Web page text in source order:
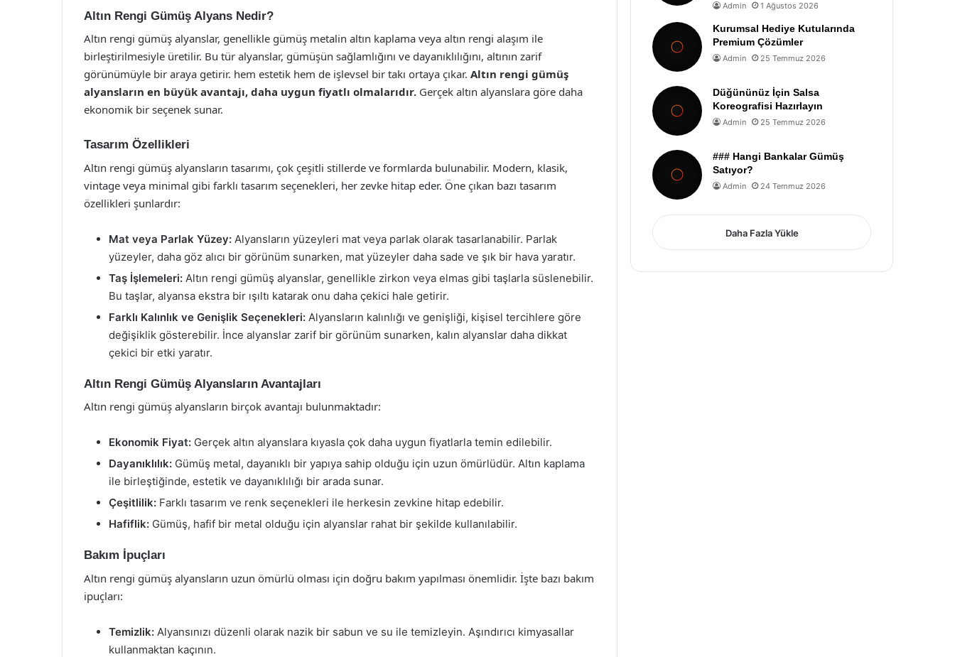
Altın Rengi Gümüş Alyans Nedir?
Altın rengi gümüş alyanslar, genellikle gümüş metalin altın kaplama veya altın rengi alaşım ile
birleştirilmesiyle üretilir. Bu tür alyanslar, gümüşün sağlamlığını ve dayanıklılığını, altının zarif
görünümüyle bir araya getirir. hem estetik hem de işlevsel bir takı ortaya çıkar. Altın rengi gümüş
alyansların en büyük avantajı, daha uygun fiyatlı olmalarıdır. Gerçek altın alyanslara göre daha
ekonomik bir seçenek sunar.
Tasarım Özellikleri
Altın rengi gümüş alyansların tasarımı, çok çeşitli stillerde ve formlarda bulunabilir. Modern, klasik,
vintage veya minimal gibi farklı tasarım seçenekleri, her zevke hitap eder. Öne çıkan bazı tasarım
özellikleri şunlardır:
Mat veya Parlak Yüzey: Alyansların yüzeyleri mat veya parlak olarak tasarlanabilir. Parlak
yüzeyler, daha göz alıcı bir görünüm sunarken, mat yüzeyler daha sade ve şık bir hava yaratır.
Taş İşlemeleri: Altın rengi gümüş alyanslar, genellikle zirkon veya elmas gibi taşlarla süslenebilir.
Bu taşlar, alyansa ekstra bir ışıltı katarak onu daha çekici hale getirir.
Farklı Kalınlık ve Genişlik Seçenekleri: Alyansların kalınlığı ve genişliği, kişisel tercihlere göre
değişiklik gösterebilir. İnce alyanslar zarif bir görünüm sunarken, kalın alyanslar daha dikkat
çekici bir etki yaratır.
Altın Rengi Gümüş Alyansların Avantajları
Altın rengi gümüş alyansların birçok avantajı bulunmaktadır:
Ekonomik Fiyat: Gerçek altın alyanslara kıyasla çok daha uygun fiyatlarla temin edilebilir.
Dayanıklılık: Gümüş metal, dayanıklı bir yapıya sahip olduğu için uzun ömürlüdür. Altın kaplama
ile birleştiğinde, estetik ve dayanıklılığı bir arada sunar.
Çeşitlilik: Farklı tasarım ve renk seçenekleri ile herkesin zevkine hitap edebilir.
Hafiflik: Gümüş, hafif bir metal olduğu için alyanslar rahat bir şekilde kullanılabilir.
Bakım İpuçları
Altın rengi gümüş alyansların uzun ömürlü olması için doğru bakım yapılması önemlidir. İşte bazı bakım
ipuçları:
Temizlik: Alyansınızı düzenli olarak nazik bir sabun ve su ile temizleyin. Aşındırıcı kimyasallar
kullanmaktan kaçının.
Admin 1 Ağustos 2026
Kurumsal Hediye Kutularında
Premium Çözümler
Admin 25 Temmuz 2026
Düğününüz İçin Salsa
Koreografisi Hazırlayın
Admin 25 Temmuz 2026
### Hangi Bankalar Gümüş
Satıyor?
Admin 24 Temmuz 2026
Daha Fazla Yükle